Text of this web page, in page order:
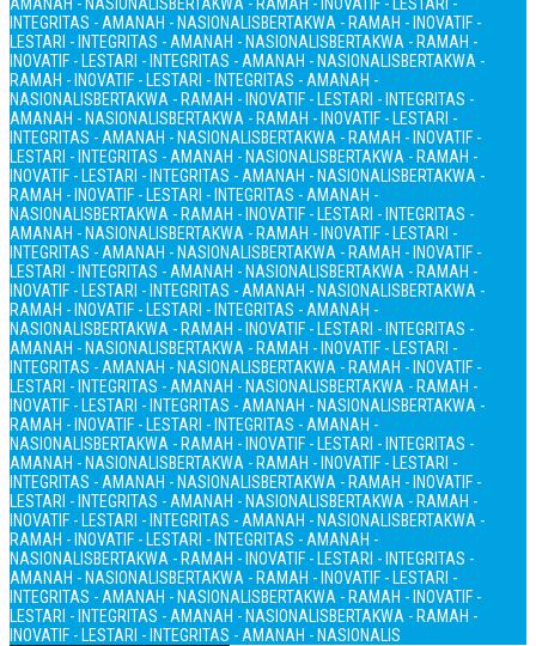
INTEGRITAS - AMANAH - NASIONALISBERTAKWA - RAMAH - INOVATIF -
LESTARI - INTEGRITAS - AMANAH - NASIONALISBERTAKWA - RAMAH -
INOVATIF - LESTARI - INTEGRITAS - AMANAH - NASIONALISBERTAKWA -
RAMAH - INOVATIF - LESTARI - INTEGRITAS - AMANAH -
NASIONALISBERTAKWA - RAMAH - INOVATIF - LESTARI - INTEGRITAS -
AMANAH - NASIONALISBERTAKWA - RAMAH - INOVATIF - LESTARI -
INTEGRITAS - AMANAH - NASIONALISBERTAKWA - RAMAH - INOVATIF -
LESTARI - INTEGRITAS - AMANAH - NASIONALISBERTAKWA - RAMAH -
INOVATIF - LESTARI - INTEGRITAS - AMANAH - NASIONALISBERTAKWA -
RAMAH - INOVATIF - LESTARI - INTEGRITAS - AMANAH -
NASIONALISBERTAKWA - RAMAH - INOVATIF - LESTARI - INTEGRITAS -
AMANAH - NASIONALISBERTAKWA - RAMAH - INOVATIF - LESTARI -
INTEGRITAS - AMANAH - NASIONALISBERTAKWA - RAMAH - INOVATIF -
LESTARI - INTEGRITAS - AMANAH - NASIONALISBERTAKWA - RAMAH -
INOVATIF - LESTARI - INTEGRITAS - AMANAH - NASIONALISBERTAKWA -
RAMAH - INOVATIF - LESTARI - INTEGRITAS - AMANAH -
NASIONALISBERTAKWA - RAMAH - INOVATIF - LESTARI - INTEGRITAS -
AMANAH - NASIONALISBERTAKWA - RAMAH - INOVATIF - LESTARI -
INTEGRITAS - AMANAH - NASIONALISBERTAKWA - RAMAH - INOVATIF -
LESTARI - INTEGRITAS - AMANAH - NASIONALISBERTAKWA - RAMAH -
INOVATIF - LESTARI - INTEGRITAS - AMANAH - NASIONALISBERTAKWA -
RAMAH - INOVATIF - LESTARI - INTEGRITAS - AMANAH -
NASIONALISBERTAKWA - RAMAH - INOVATIF - LESTARI - INTEGRITAS -
AMANAH - NASIONALISBERTAKWA - RAMAH - INOVATIF - LESTARI -
INTEGRITAS - AMANAH - NASIONALISBERTAKWA - RAMAH - INOVATIF -
LESTARI - INTEGRITAS - AMANAH - NASIONALISBERTAKWA - RAMAH -
INOVATIF - LESTARI - INTEGRITAS - AMANAH - NASIONALISBERTAKWA -
RAMAH - INOVATIF - LESTARI - INTEGRITAS - AMANAH -
NASIONALISBERTAKWA - RAMAH - INOVATIF - LESTARI - INTEGRITAS -
AMANAH - NASIONALISBERTAKWA - RAMAH - INOVATIF - LESTARI -
INTEGRITAS - AMANAH - NASIONALISBERTAKWA - RAMAH - INOVATIF -
LESTARI - INTEGRITAS - AMANAH - NASIONALISBERTAKWA - RAMAH -
INOVATIF - LESTARI - INTEGRITAS - AMANAH - NASIONALIS